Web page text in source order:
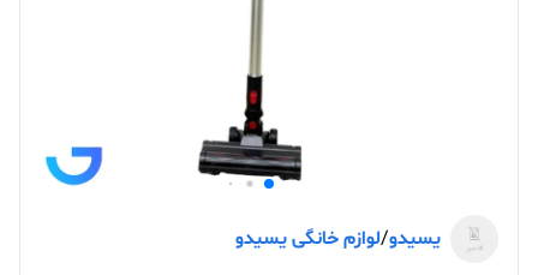
یسیدو/لوازم خانگی یسیدو